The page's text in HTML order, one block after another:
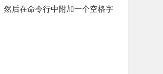
然后在命令行中附加一个空格字